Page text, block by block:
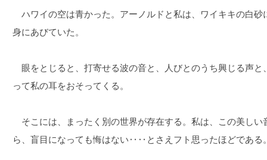
ハワイの空は青かった。アーノルドと私は、ワイキキの白砂
身にあびていた。
眼をとじると、打寄せる波の音と、人びとのうち興じる声と
って私の耳をおそってくる。
そこには、まったく別の世界が存在する。私は、この美しい
ら、盲目になっても悔はない‥‥とさえフト思ったほどである